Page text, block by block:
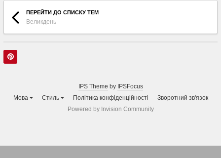
ПЕРЕЙТИ ДО СПИСКУ ТЕМ
Великдень
IPS Theme by IPSFocus
Мова
Стиль Політика конфіденційності
Зворотний зв'язок
Powered by Invision Community